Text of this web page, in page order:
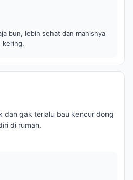
bun, lebih sehat dan manisnya
kering.
dan gak terlalu bau kencur dong
di rumah.